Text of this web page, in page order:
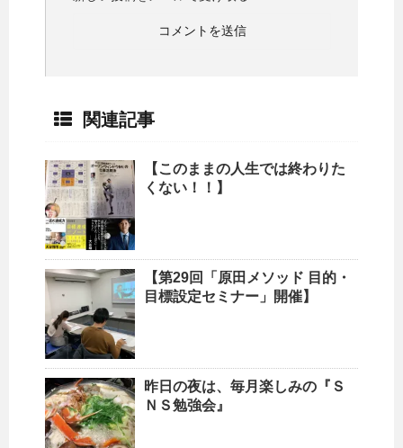
関連記事
【このままの人生では終わりた
くない！！】
【第29回「原田メソッド 目的・
目標設定セミナー」開催】
昨日の夜は、毎月楽しみの『Ｓ
ＮＳ勉強会』